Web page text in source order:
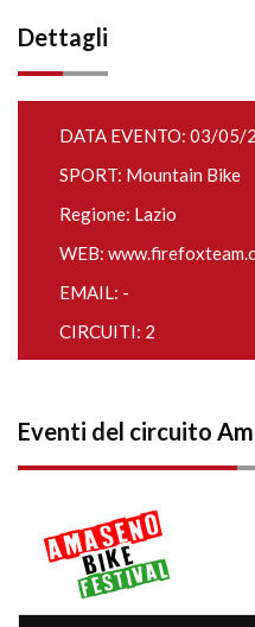
Dettagli
DATA EVENTO: 03/05/
SPORT: Mountain Bike
Regione: Lazio
WEB:
EMAIL: -
CIRCUITI: 2
Eventi del circuito